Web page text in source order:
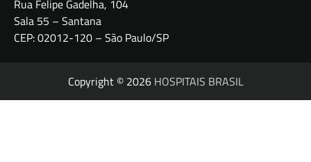
Rua Felipe Gadelha, 104
Sala 55 – Santana
CEP: 02012-120 – São Paulo/SP
Copyright © 2026 HOSPITAIS BRASIL